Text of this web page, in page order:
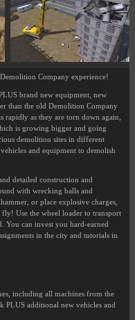
Company experience!
brand new equipment, new
than the old Demolition Company
rapidly as they are torn down again,
is growing bigger and going
demolition sites in different
and equipment to demolish
detailed construction and
with wrecking balls and
or place explosive charges,
Use the wheel loader to transport
You can invest you hard-earned
in the city and tutorials in
including all machines from the
additional new vehicles and